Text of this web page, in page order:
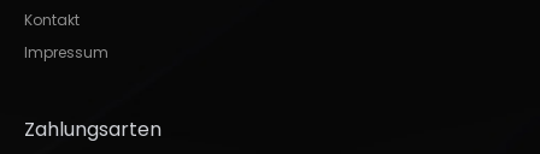
Kontakt
Impressum
Zahlungsarten